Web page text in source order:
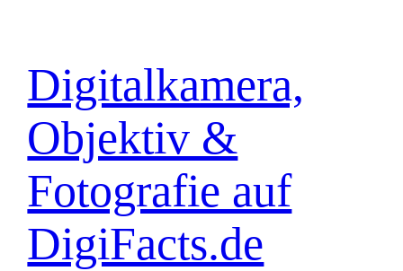
springen
Digitalkamera,
Objektiv &
Fotografie auf
DigiFacts.de